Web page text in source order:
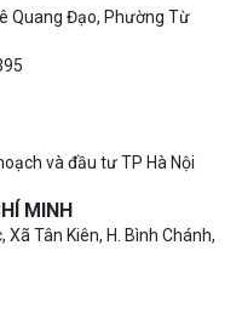
Quang Đạo, Phường Từ
và đầu tư TP Hà Nội
MINH
Tân Kiên, H. Bình Chánh,